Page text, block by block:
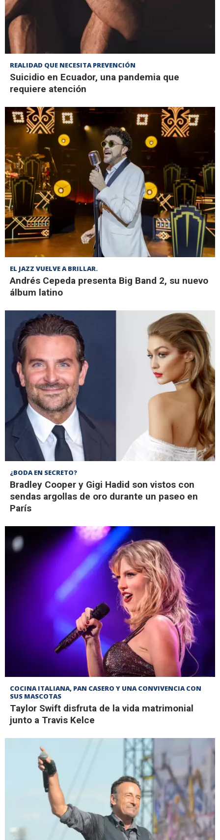
REALIDAD QUE NECESITA PREVENCIÓN
Suicidio en Ecuador, una pandemia que
requiere atención
EL JAZZ VUELVE A BRILLAR.
Andrés Cepeda presenta Big Band 2, su nuevo
álbum latino
¿BODA EN SECRETO?
Bradley Cooper y Gigi Hadid son vistos con
sendas argollas de oro durante un paseo en
París
COCINA ITALIANA, PAN CASERO Y UNA CONVIVENCIA CON
SUS MASCOTAS
Taylor Swift disfruta de la vida matrimonial
junto a Travis Kelce